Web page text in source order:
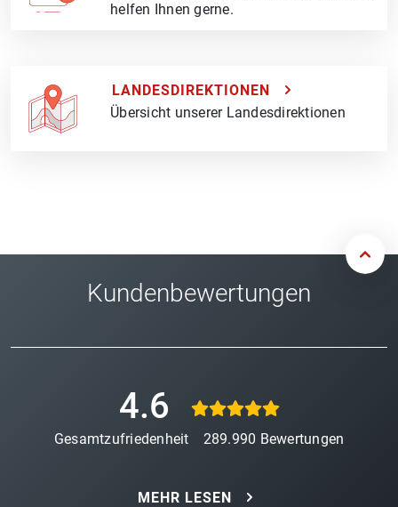
helfen Ihnen gerne.
LANDESDIREKTIONEN
Übersicht unserer Landesdirektionen
Kundenbewertungen
4.6
Gesamtzufriedenheit 289.990 Bewertungen
MEHR LESEN